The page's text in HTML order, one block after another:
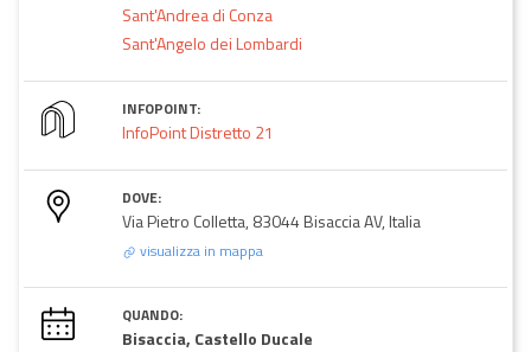
Sant'Andrea di Conza
Sant'Angelo dei Lombardi
INFOPOINT:
InfoPoint Distretto 21
DOVE:
Via Pietro Colletta, 83044 Bisaccia AV, Italia
visualizza in mappa
QUANDO:
Bisaccia, Castello Ducale